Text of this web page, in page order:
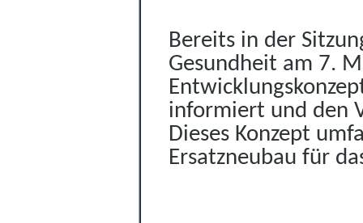
Bereits in der
Gesundheit am 7.
informiert und den
Dieses Konzept
Ersatzneubau für